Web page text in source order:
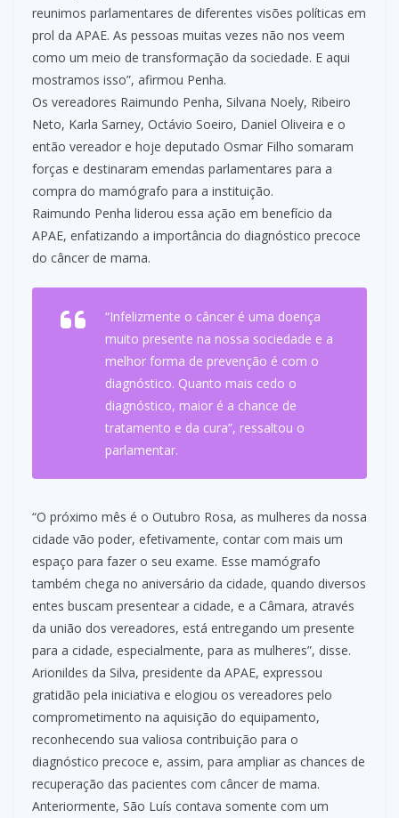
reunimos parlamentares de diferentes visões políticas em
prol da APAE. As pessoas muitas vezes não nos veem
como um meio de transformação da sociedade. E aqui
mostramos isso”, afirmou Penha.
Os vereadores Raimundo Penha, Silvana Noely, Ribeiro
Neto, Karla Sarney, Octávio Soeiro, Daniel Oliveira e o
então vereador e hoje deputado Osmar Filho somaram
forças e destinaram emendas parlamentares para a
compra do mamógrafo para a instituição.
Raimundo Penha liderou essa ação em benefício da
APAE, enfatizando a importância do diagnóstico precoce
do câncer de mama.
“Infelizmente o câncer é uma doença
muito presente na nossa sociedade e a
melhor forma de prevenção é com o
diagnóstico. Quanto mais cedo o
diagnóstico, maior é a chance de
tratamento e da cura”, ressaltou o
parlamentar.
“O próximo mês é o Outubro Rosa, as mulheres da nossa
cidade vão poder, efetivamente, contar com mais um
espaço para fazer o seu exame. Esse mamógrafo
também chega no aniversário da cidade, quando diversos
entes buscam presentear a cidade, e a Câmara, através
da união dos vereadores, está entregando um presente
para a cidade, especialmente, para as mulheres”, disse.
Arionildes da Silva, presidente da APAE, expressou
gratidão pela iniciativa e elogiou os vereadores pelo
comprometimento na aquisição do equipamento,
reconhecendo sua valiosa contribuição para o
diagnóstico precoce e, assim, para ampliar as chances de
recuperação das pacientes com câncer de mama.
Anteriormente, São Luís contava somente com um